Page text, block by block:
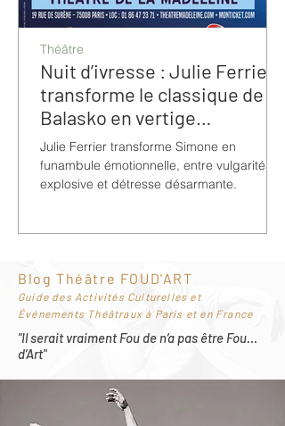
Nuit d’ivresse : Julie Ferrier
transforme le classique de
Balasko en vertige
bouleversant
Julie Ferrier transforme Simone en
funambule émotionnelle, entre vulgarité
explosive et détresse désarmante.
Théâtre
Blog Théâtre FOUD'ART
Guide des Activités Culturelles et
Événements Théâtraux à Paris et en France
"Il serait vraiment Fou de n’a pas être Fou…
d’Art"